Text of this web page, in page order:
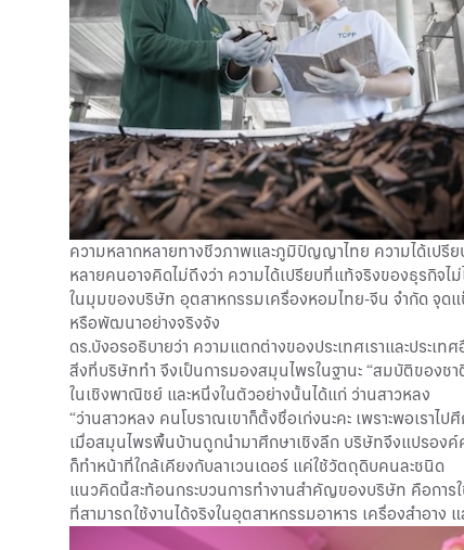
ความหลากหลายทางชีวภาพและภูมิปัญญาไทย ความได้เปรีย
หลายคนอาจคิดไม่ถึงว่า ความได้เปรียบที่แท้จริงของธุรกิจ
ในมุมของบริษัท อุตสาหกรรมเครื่องหอมไทย-จีน จำกัด จุด
หรือพัฒนาอย่างจริงจัง
ดร.บังอรอธิบายว่า ความแตกต่างของประเทศเราและประเ
สิ่งที่บริษัททำ จึงเป็นการมองสมุนไพรในฐานะ “สมบัติของช
ในเชิงพาณิชย์ และหนึ่งในตัวอย่างนั้นได้แก่ ว่านสาวหลง
“ว่านสาวหลง คนโบราณเขาก็ตั้งชื่อเก่งนะคะ เพราะพอเราไ
เมื่อสมุนไพรพื้นบ้านถูกนำมาศึกษาเชิงลึก บริษัทจึงแปรอง
ก็ทำหน้าที่ใกล้เคียงกับลาเวนเดอร์ แค่ใช้วัตถุดิบคนละชนิด
แนวคิดนี้สะท้อนกระบวนการทำงานสำคัญของบริษัท คือการ
ที่สามารถใช้งานได้จริงในอุตสาหกรรมอาหาร เครื่องสำอาง แ